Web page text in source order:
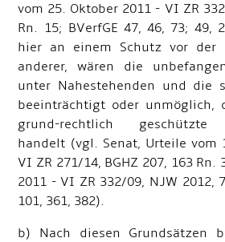
vom 25. Oktober 2011 - VI ZR
Rn. 15; BVerfGE 47, 46, 73; 49,
hier an einem Schutz vor der
anderer, wären die
unter Nahestehenden und die
beeinträchtigt oder unmöglich,
grund-rechtlich geschützte
handelt (vgl. Senat, Urteile vom
VI ZR 271/14, BGHZ 207, 163 Rn.
2011 - VI ZR 332/09, NJW 2012,
101, 361, 382).
b) Nach diesen Grundsätzen